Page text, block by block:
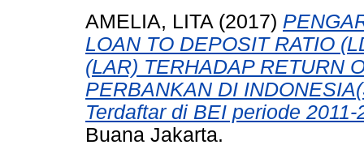
AMELIA, LITA (2017)
LOAN TO DEPOSIT RATIO
(LAR) TERHADAP RETURN
PERBANKAN DI
Terdaftar di BEI periode 2011-
Buana Jakarta.